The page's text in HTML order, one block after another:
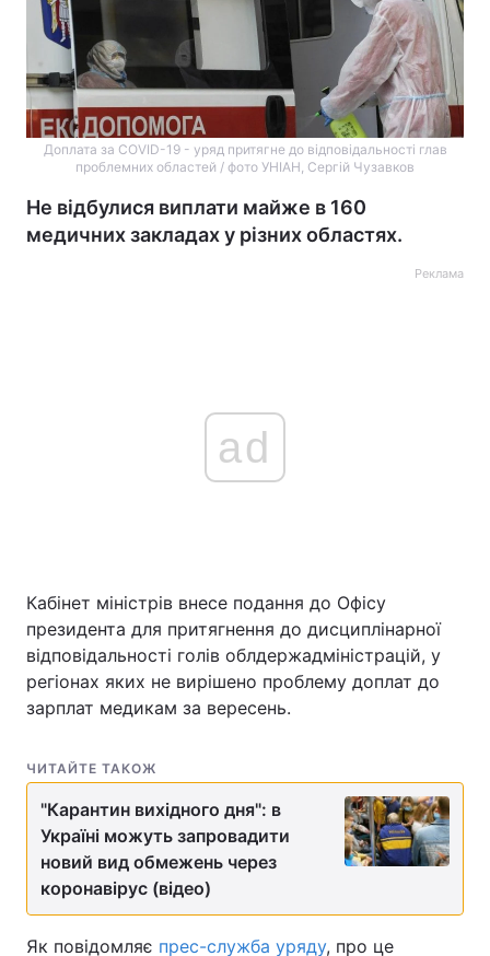
Доплата за COVID-19 - уряд притягне до відповідальності глав
проблемних областей / фото УНІАН, Сергій Чузавков
Не відбулися виплати майже в 160
медичних закладах у різних областях.
Реклама
ad
Кабінет міністрів внесе подання до Офісу
президента для притягнення до дисциплінарної
відповідальності голів облдержадміністрацій, у
регіонах яких не вирішено проблему доплат до
зарплат медикам за вересень.
ЧИТАЙТЕ ТАКОЖ
"Карантин вихідного дня": в
Україні можуть запровадити
новий вид обмежень через
коронавірус (відео)
Як повідомляє прес-служба уряду, про це